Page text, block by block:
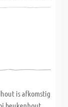
is afkomstig